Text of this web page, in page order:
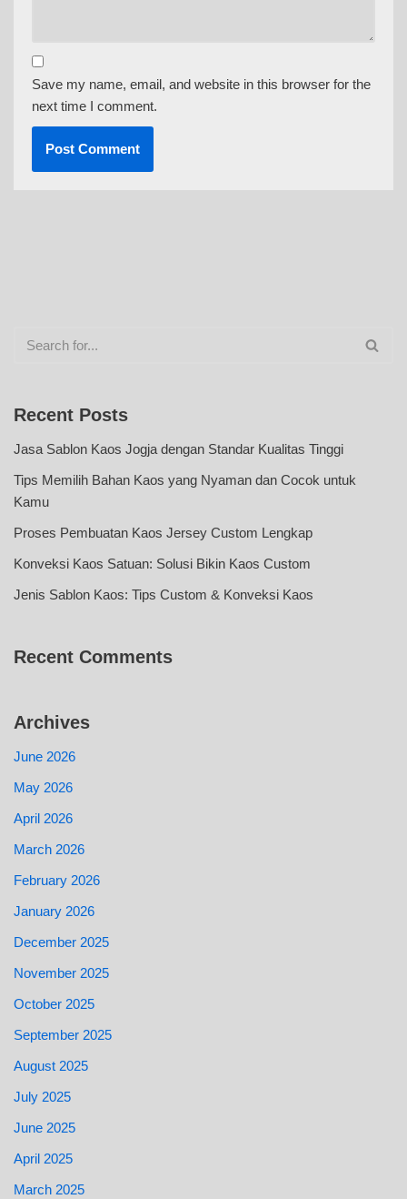
Save my name, email, and website in this browser for the
next time I comment.
Recent Posts
Jasa Sablon Kaos Jogja dengan Standar Kualitas Tinggi
Tips Memilih Bahan Kaos yang Nyaman dan Cocok untuk
Kamu
Proses Pembuatan Kaos Jersey Custom Lengkap
Konveksi Kaos Satuan: Solusi Bikin Kaos Custom
Jenis Sablon Kaos: Tips Custom & Konveksi Kaos
Recent Comments
Archives
June 2026
May 2026
April 2026
March 2026
February 2026
January 2026
December 2025
November 2025
October 2025
September 2025
August 2025
July 2025
June 2025
April 2025
March 2025